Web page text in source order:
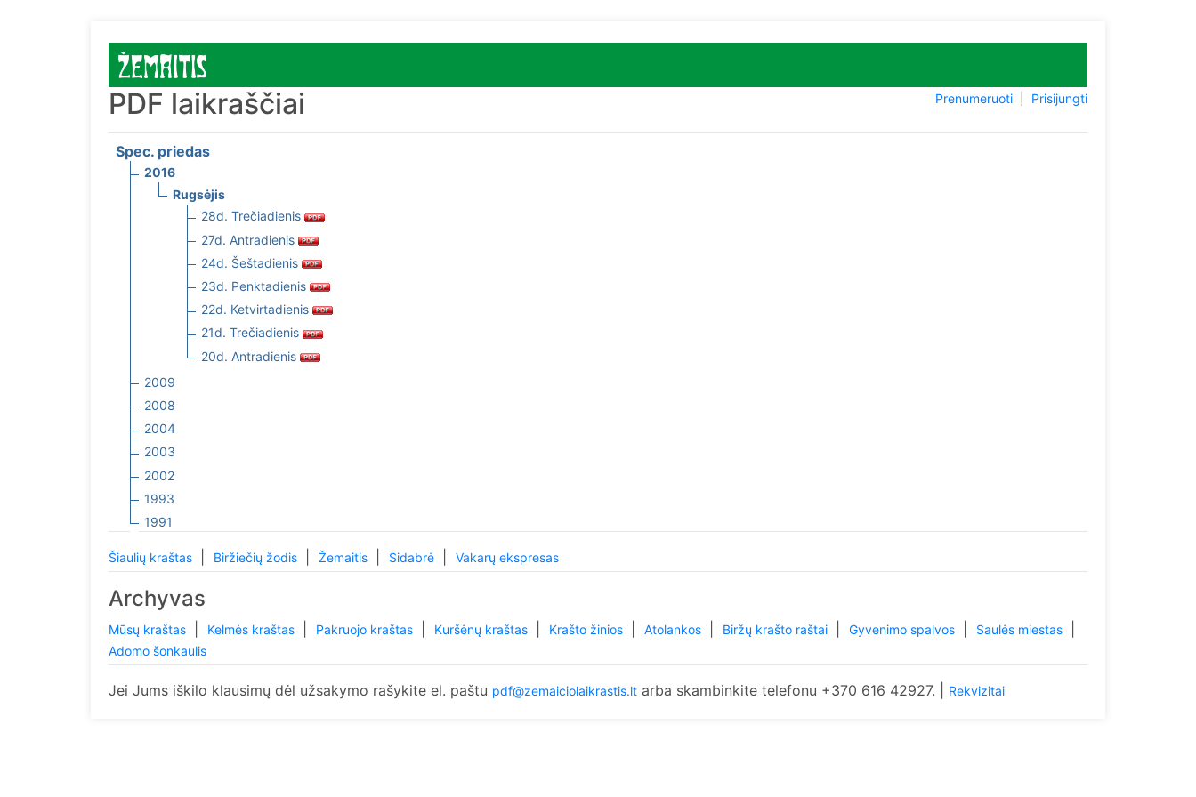
PDF laikraščiai Prenumeruoti| Prisijungti
Spec. priedas
2016
Rugsėjis
28d. Trečiadienis
27d. Antradienis
24d. Šeštadienis
23d. Penktadienis
22d. Ketvirtadienis
21d. Trečiadienis
20d. Antradienis
2009
2008
2004
2003
2002
1993
1991
Šiaulių kraštas Biržiečių žodis Žemaitis Sidabrė Vakarų ekspresas
Archyvas
Mūsų kraštas Kelmės kraštas Pakruojo kraštas Kuršėnų kraštas Krašto žinios Atolankos Biržų krašto raštai Gyvenimo spalvos Saulės miestas
Adomo šonkaulis
Jei Jums iškilo klausimų dėl užsakymo rašykite el. paštu pdf@zemaiciolaikrastis.lt arba skambinkite telefonu +370 616 42927. | Rekvizitai